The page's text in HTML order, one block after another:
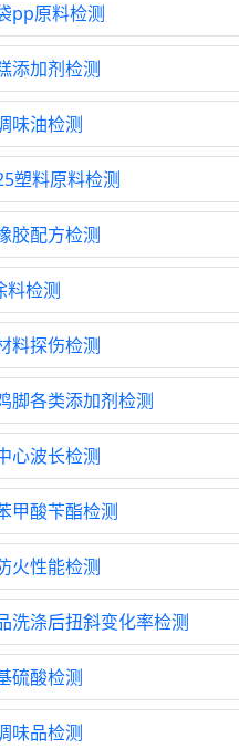
pp原料检测
添加剂检测
味油检测
塑料原料检测
胶配方检测
料检测
料探伤检测
脚各类添加剂检测
心波长检测
甲酸苄酯检测
火性能检测
洗涤后扭斜变化率检测
硫酸检测
味品检测